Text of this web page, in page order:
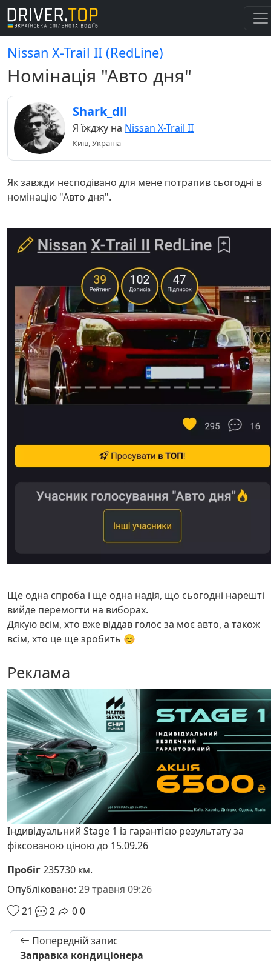
Nissan X-Trail II (RedLine)
Номінація "Авто дня"
Shark_dll
Я їжджу на Nissan X-Trail II
Київ, Україна
Як завжди несподівано для мене потрапив сьогодні в
номінацію "Авто дня".
Ще одна спроба і ще одна надія, що сьогодні нарешті
вийде перемогти на виборах.
Дякую всім, хто вже віддав голос за моє авто, а також
всім, хто це ще зробить 😊
Реклама
Індивідуальний Stage 1 із гарантією результату за
фіксованою ціною до 15.09.26
Пробіг235730 км.
Опубліковано: 29 травня 09:26
21
2 00
Попередній запис
Заправка кондиціонера